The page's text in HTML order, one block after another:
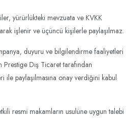
yürürlükteki mevzuata ve KVKK
işlenir ve üçüncü kişilerle paylaşılmaz.
duyuru ve bilgilendirme faaliyetleri
Dış Ticaret tarafından
ile paylaşılmasına onay verdiğini kabul
resmi makamların usulüne uygun talebi